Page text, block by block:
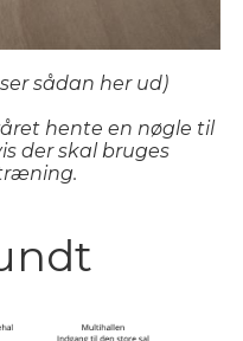
sådan her ud)
hente en nøgle til
der skal bruges